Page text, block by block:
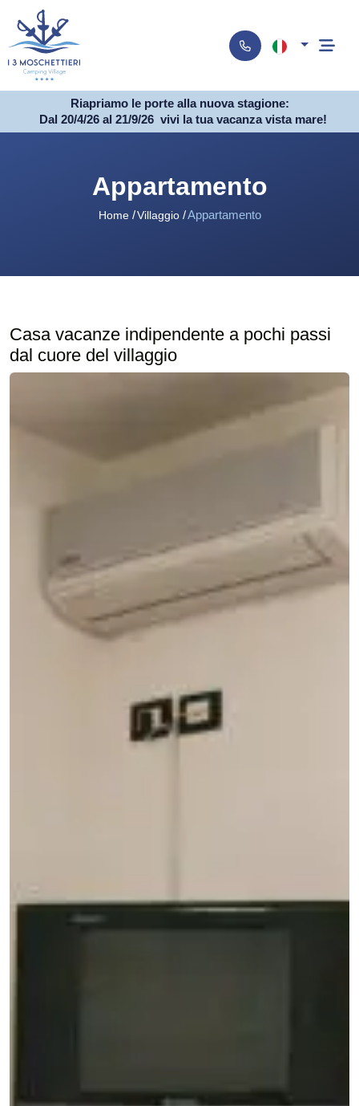
Riapriamo le porte alla nuova stagione:
Dal 20/4/26 al 21/9/26 vivi la tua vacanza vista mare!
Appartamento
Home Villaggio Appartamento
Casa vacanze indipendente a pochi passi
dal cuore del villaggio